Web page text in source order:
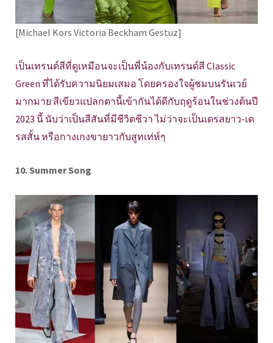
[Michael Kors Victoria Beckham Gestuz]
เป็นเทรนด์สีที่ดูเหมือนจะเป็นพี่น้องกับเทรนด์สี Classic
Green ที่ได้รับความนิยมเสมอ โดยครองใจผู้ชมบนรันเวย์
มากมาย สีเขียวแปลกตานี้เข้ากันได้ดีกับฤดูร้อนในช่วงต้นปี
2023 นี้ นับว่าเป็นสีสันที่มีชีวิตชีวา ไม่ว่าจะเป็นเดรสยาว-เด
รสสั้น หรือกางเกงขายาวกับสูทเท่ห์ๆ
10. Summer Song